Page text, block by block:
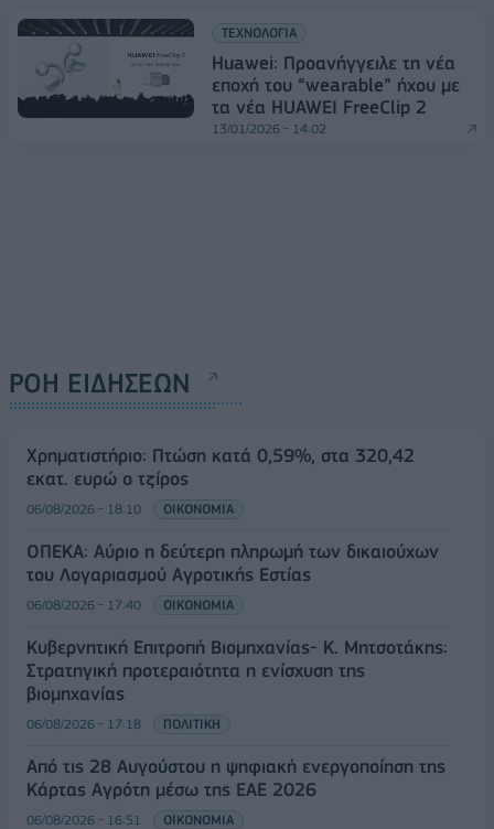
ΤΕΧΝΟΛΟΓΙΑ
Huawei: Προανήγγειλε τη νέα
εποχή του “wearable” ήχου με
τα νέα HUAWEI FreeClip 2
13/01/2026 - 14:02
ΡΟΗ ΕΙΔΗΣΕΩΝ
Χρηματιστήριο: Πτώση κατά 0,59%, στα 320,42
εκατ. ευρώ ο τζίρος
06/08/2026 - 18:10 ΟΙΚΟΝΟΜΙΑ
ΟΠΕΚΑ: Αύριο η δεύτερη πληρωμή των δικαιούχων
του Λογαριασμού Αγροτικής Εστίας
06/08/2026 - 17:40 ΟΙΚΟΝΟΜΙΑ
Κυβερνητική Επιτροπή Βιομηχανίας- Κ. Μητσοτάκης:
Στρατηγική προτεραιότητα η ενίσχυση της
βιομηχανίας
06/08/2026 - 17:18 ΠΟΛΙΤΙΚΗ
Από τις 28 Αυγούστου η ψηφιακή ενεργοποίηση της
Κάρτας Αγρότη μέσω της ΕΑΕ 2026
06/08/2026 - 16:51 ΟΙΚΟΝΟΜΙΑ